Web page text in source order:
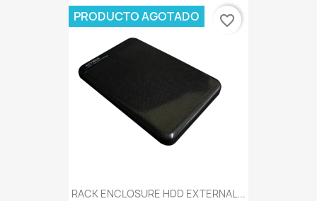
RACK ENCLOSURE HDD EXTERNAL...
PRODUCTO AGOTADO favorite_border